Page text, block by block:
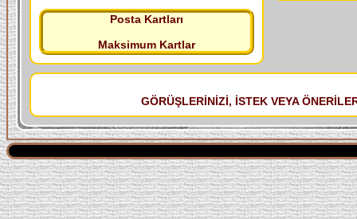
Posta Kartları
Maksimum Kartlar
GÖRÜŞLERİNİZİ, İSTEK VEYA